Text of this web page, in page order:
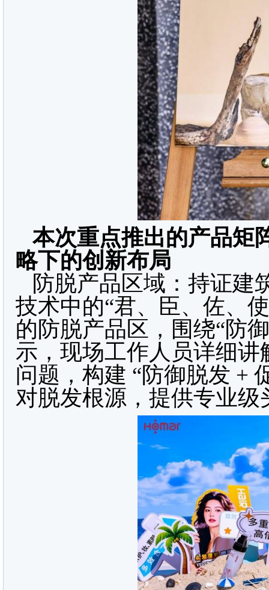
本次重点推出的产品矩
略下的创新布局
防脱产品区域：持证建
技术中的“君、臣、佐、
的防脱产品区，围绕“防
示，现场工作人员详细
问题，构建 “防御脱发 +
对脱发根源，提供专业级